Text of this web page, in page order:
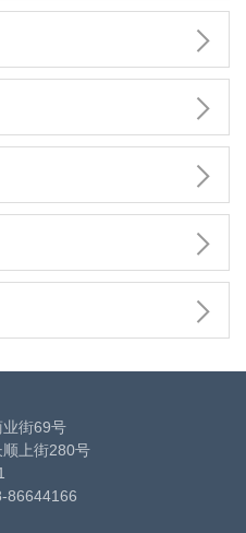





业街69号
街280号